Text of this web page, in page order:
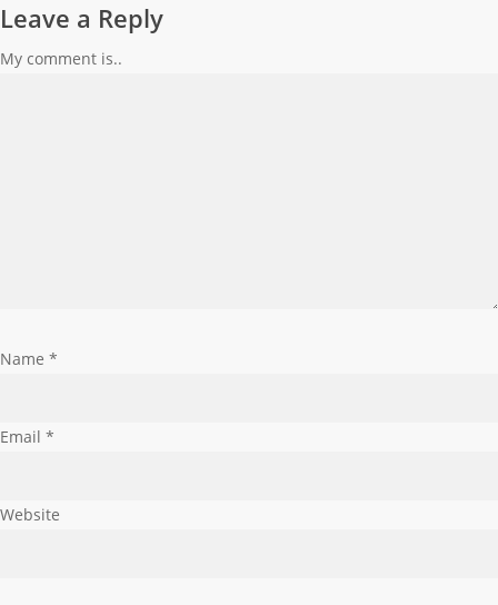
Leave a Reply
My comment is..
Name *
Email *
Website